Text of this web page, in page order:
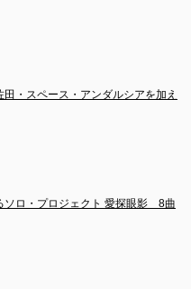
田・スペース・アンダルシアを加え
ソロ・プロジェクト 愛探眼影　8曲